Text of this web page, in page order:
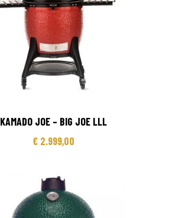
KAMADO JOE – BIG JOE LLL
€2.999,00